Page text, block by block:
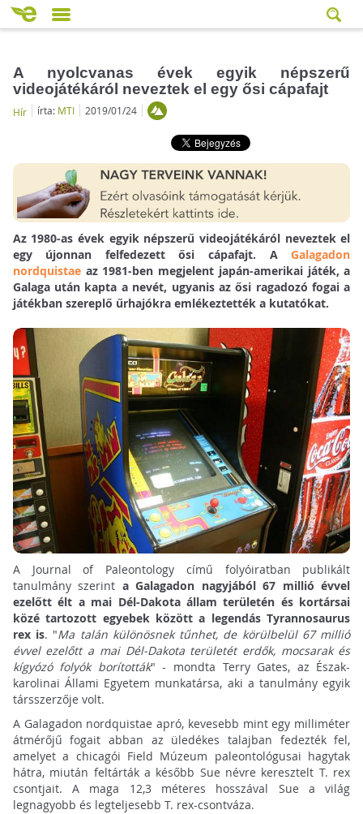
A nyolcvanas évek egyik népszerű
videojátékáról neveztek el egy ősi cápafajt
Hír írta: MTI 2019/01/24
Az 1980-as évek egyik népszerű videojátékáról neveztek el
egy újonnan felfedezett ősi cápafajt. AGalagadon
nordquistaeaz 1981-ben megjelent japán-amerikai játék, a
Galaga után kapta a nevét, ugyanis az ősi ragadozó fogai a
játékban szereplő űrhajókra emlékeztették a kutatókat.
A Journal of Paleontology című folyóiratban publikált
tanulmány szerint a Galagadon nagyjából 67 millió évvel
ezelőtt élt a mai Dél-Dakota állam területén és kortársai
közé tartozott egyebek között a legendás Tyrannosaurus
rex is. "Ma talán különösnek tűnhet, de körülbelül 67 millió
évvel ezelőtt a mai Dél-Dakota területét erdők, mocsarak és
kígyózó folyók borították" - mondta Terry Gates, az Észak-
karolinai Állami Egyetem munkatársa, aki a tanulmány egyik
társszerzője volt.
A Galagadon nordquistae apró, kevesebb mint egy milliméter
átmérőjű fogait abban az üledékes talajban fedezték fel,
amelyet a chicagói Field Múzeum paleontológusai hagytak
hátra, miután feltárták a később Sue névre keresztelt T. rex
csontjait. A maga 12,3 méteres hosszával Sue a világ
legnagyobb és legteljesebb T. rex-csontváza.